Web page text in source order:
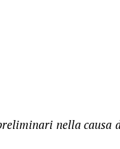
nella causa